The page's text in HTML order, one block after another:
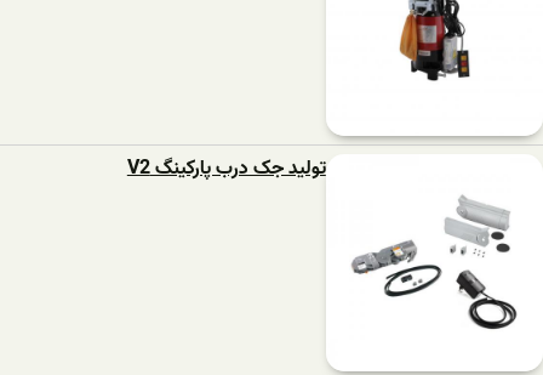
تولید جک درب پارکینگ V2